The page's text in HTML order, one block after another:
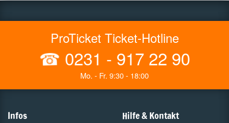
ProTicket Ticket-Hotline
☎ 0231 - 917 22 90
Mo. - Fr. 9:30 - 18:00
Infos Hilfe & Kontakt